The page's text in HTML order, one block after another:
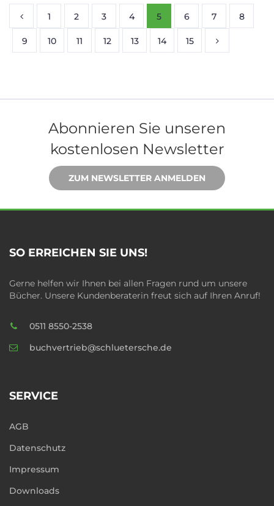
1 2 3 4 5 6 7 8
9 10 11 12 13 14 15
Abonnieren Sie unseren
kostenlosen Newsletter
ZUM NEWSLETTER ANMELDEN
SO ERREICHEN SIE UNS!
Gerne helfen wir Ihnen bei allen Fragen rund um unsere
Bücher. Unsere Kundenberaterin freut sich auf Ihren Anruf!
0511 8550-2538
buchvertrieb@schluetersche.de
SERVICE
AGB
Datenschutz
Impressum
Downloads